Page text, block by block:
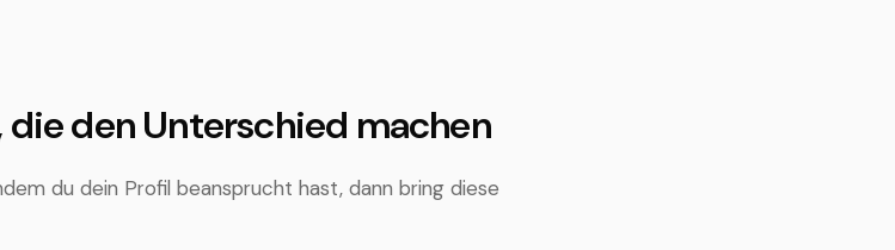
den Unterschied machen
du dein Profil beansprucht hast, dann bring diese